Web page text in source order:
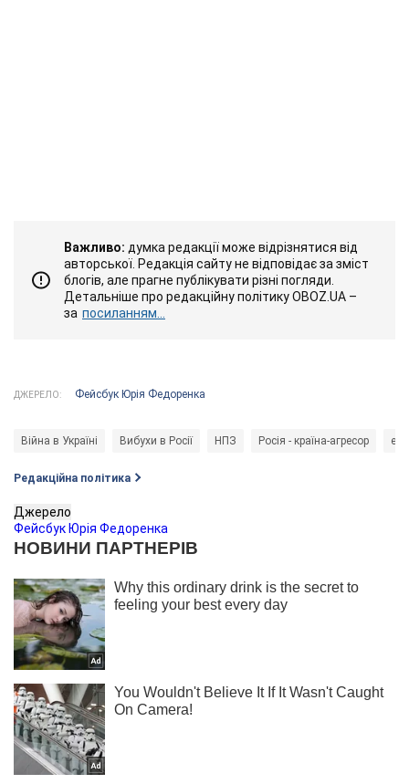
Важливо: думка редакції може відрізнятися від
авторської. Редакція сайту не відповідає за зміст
блогів, але прагне публікувати різні погляди.
Детальніше про редакційну політику OBOZ.UA –
за посиланням...
ДЖЕРЕЛО: Фейсбук Юрія Федоренка
Війна в Україні Вибухи в Росії НПЗ Росія - країна-агресор
Редакційна політика
Джерело
Фейсбук Юрія Федоренка